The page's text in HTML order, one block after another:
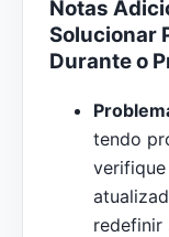
Notas
Solucionar
Durante o
tendo
redefinir